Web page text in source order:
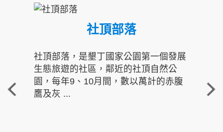
社頂部落
社頂部落，是墾丁國家公園第一個發展
生態旅遊的社區，鄰近的社頂自然公
園，每年9、10月間，數以萬計的赤腹
鷹及灰 ...
重
走進